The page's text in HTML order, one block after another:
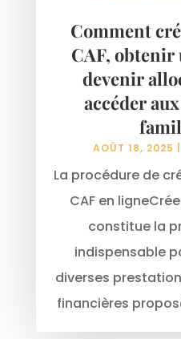
Comment
CAF,
devenir
accéder
AOÛT 18, 2025
La procédure de
CAF en
constitue la
indispensable
diverses
financières